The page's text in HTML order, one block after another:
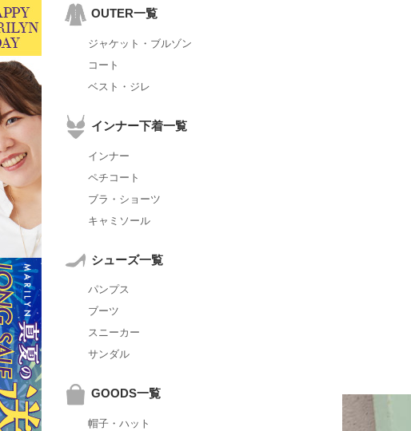
OUTER一覧
ジャケット・ブルゾン
コート
ベスト・ジレ
インナー下着一覧
インナー
ペチコート
ブラ・ショーツ
キャミソール
シューズ一覧
パンプス
ブーツ
スニーカー
サンダル
GOODS一覧
帽子・ハット